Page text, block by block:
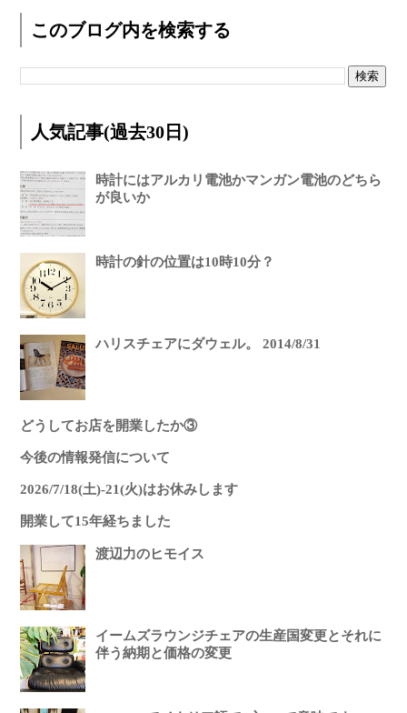
このブログ内を検索する
人気記事(過去30日)
時計にはアルカリ電池かマンガン電池のどちら
が良いか
時計の針の位置は10時10分？
ハリスチェアにダウェル。 2014/8/31
どうしてお店を開業したか③
今後の情報発信について
2026/7/18(土)-21(火)はお休みします
開業して15年経ちました
渡辺力のヒモイス
イームズラウンジチェアの生産国変更とそれに
伴う納期と価格の変更